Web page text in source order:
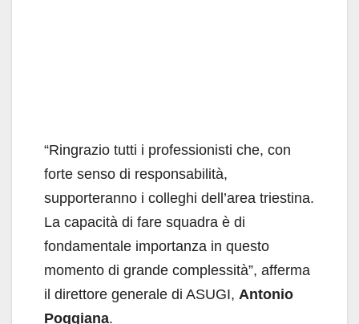
“Ringrazio tutti i professionisti che, con
forte senso di responsabilità,
supporteranno i colleghi dell’area triestina.
La capacità di fare squadra è di
fondamentale importanza in questo
momento di grande complessità”, afferma
il direttore generale di ASUGI, Antonio
Poggiana.